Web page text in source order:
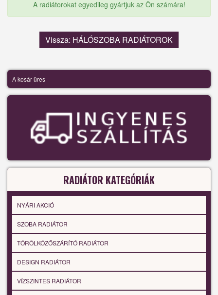
A radiátorokat egyedileg gyártjuk az Ön számára!
Vissza: HÁLÓSZOBA RADIÁTOROK
A kosár üres
RADIÁTOR KATEGÓRIÁK
NYÁRI AKCIÓ
SZOBA RADIÁTOR
TÖRÖLKÖZŐSZÁRÍTÓ RADIÁTOR
DESIGN RADIÁTOR
VÍZSZINTES RADIÁTOR